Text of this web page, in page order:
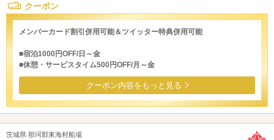
クーポン
メンバーカード割引併用可能＆ツイッター特典併用可能
■宿泊1000円OFF/日～金
■休憩・サービスタイム500円OFF/月～金
クーポン内容をもっと見る
茨城県 那珂郡東海村船場